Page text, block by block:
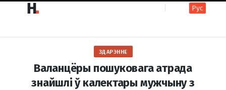
Рус
ЗДАРЭННЕ
Валанцёры пошуковага атрада
знайшлі ў калектары мужчыну з